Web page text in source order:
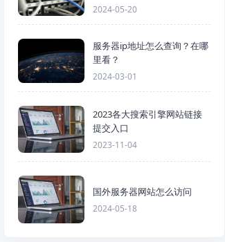
2024-05-20
服务器ip地址怎么查询？在哪
里看？
2024-03-01
2023各大搜索引擎网站链接
提交入口
2023-11-04
国外服务器网站怎么访问
2024-05-18